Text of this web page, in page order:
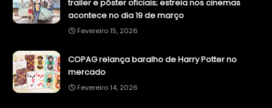
trailer e pôster oficiais; estreia nos cinemas
acontece no dia 19 de março
Fevereiro 15, 2026
COPAG relança baralho de Harry Potter no
mercado
Fevereiro 14, 2026